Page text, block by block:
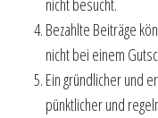
nicht besucht.
Bezahlte Beiträge
nicht bei einem
Ein gründlicher und
pünktlicher und